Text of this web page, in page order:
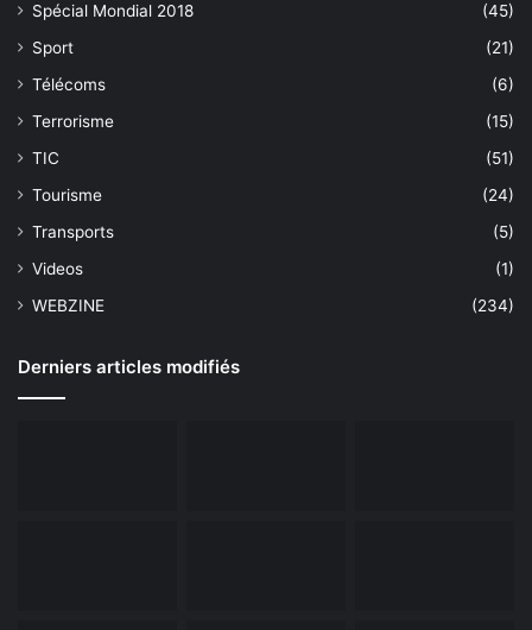
Spécial Mondial 2018
(45)
Sport
(21)
Télécoms
(6)
Terrorisme
(15)
TIC
(51)
Tourisme
(24)
Transports
(5)
Videos
(1)
WEBZINE
(234)
Derniers articles modifiés